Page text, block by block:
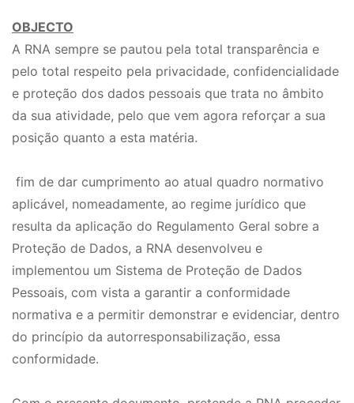
OBJECTO
A RNA sempre se pautou pela total transparência e
pelo total respeito pela privacidade, confidencialidade
e proteção dos dados pessoais que trata no âmbito
da sua atividade, pelo que vem agora reforçar a sua
posição quanto a esta matéria.
fim de dar cumprimento ao atual quadro normativo
aplicável, nomeadamente, ao regime jurídico que
resulta da aplicação do Regulamento Geral sobre a
Proteção de Dados, a RNA desenvolveu e
implementou um Sistema de Proteção de Dados
Pessoais, com vista a garantir a conformidade
normativa e a permitir demonstrar e evidenciar, dentro
do princípio da autorresponsabilização, essa
conformidade.